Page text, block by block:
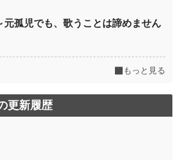
孤児でも、歌うことは諦めません
もっと見る
更新履歴